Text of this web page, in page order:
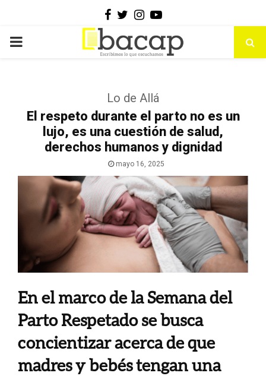
Facebook
Twitter
Instagram
Youtube
PRIMARY
Lo de Allá
El respeto durante el parto no es un
lujo, es una cuestión de salud,
derechos humanos y dignidad
mayo 16, 2025
En el marco de la Semana del
Parto Respetado se busca
concientizar acerca de que
madres y bebés tengan una